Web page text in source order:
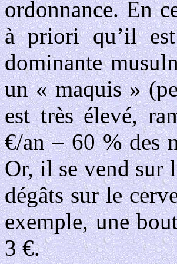
ordonnance. En
à priori qu’il
dominante
un « maquis »
est très élevé,
€/an – 60 % des
Or, il se vend sur
dégâts sur le
exemple, une
3 €.